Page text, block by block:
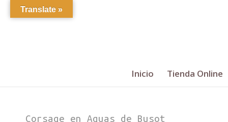
Inicio Tienda Online
Corsage en Aguas de Busot
Translate »